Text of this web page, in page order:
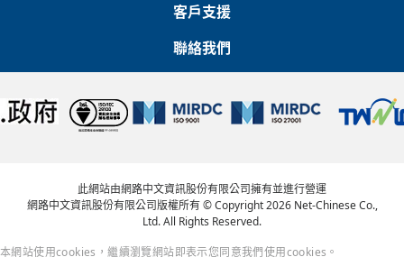
客戶支援
聯絡我們
此網站由網路中文資訊股份有限公司擁有並進行營運
網路中文資訊股份有限公司版權所有 © Copyright 2026 Net-Chinese Co.,
Ltd. All Rights Reserved.
本網站使用cookies，繼續瀏覽網站即表示您同意我們使用cookies。